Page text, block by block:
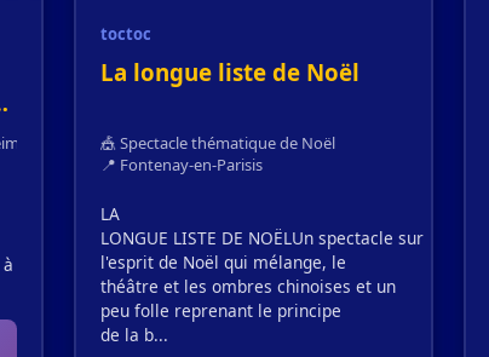
| Le Havre | Saint-Denis
toctoc
La longue liste de Noël
🎪 Spectacle thématique de Noël
📍 Fontenay-en-Parisis
LA
LONGUE LISTE DE NOËLUn spectacle sur
l'esprit de Noël qui mélange, le
théâtre et les ombres chinoises et un
peu folle reprenant le principe
de la b...